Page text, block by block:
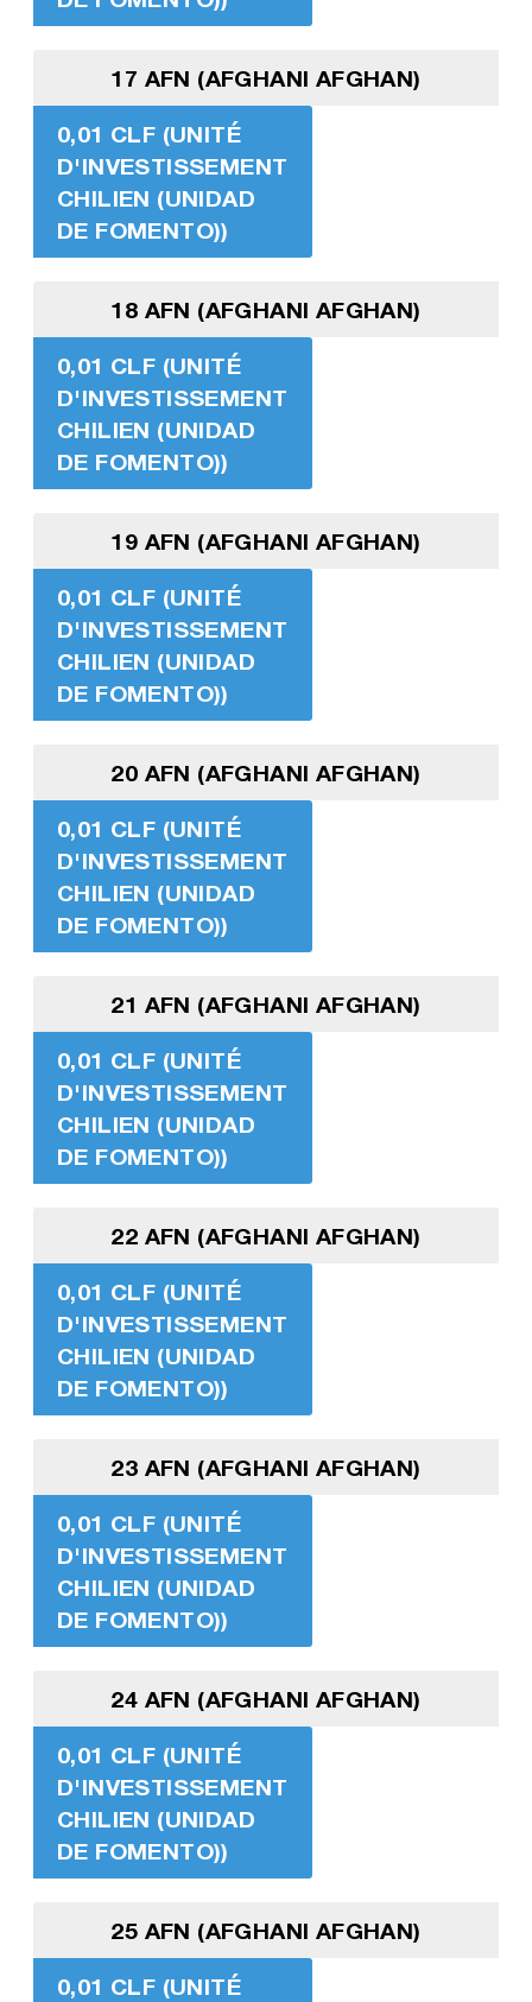
17 AFN (AFGHANI AFGHAN)
0,01 CLF (UNITÉ
D'INVESTISSEMENT
CHILIEN (UNIDAD
DE FOMENTO))
18 AFN (AFGHANI AFGHAN)
0,01 CLF (UNITÉ
D'INVESTISSEMENT
CHILIEN (UNIDAD
DE FOMENTO))
19 AFN (AFGHANI AFGHAN)
0,01 CLF (UNITÉ
D'INVESTISSEMENT
CHILIEN (UNIDAD
DE FOMENTO))
20 AFN (AFGHANI AFGHAN)
0,01 CLF (UNITÉ
D'INVESTISSEMENT
CHILIEN (UNIDAD
DE FOMENTO))
21 AFN (AFGHANI AFGHAN)
0,01 CLF (UNITÉ
D'INVESTISSEMENT
CHILIEN (UNIDAD
DE FOMENTO))
22 AFN (AFGHANI AFGHAN)
0,01 CLF (UNITÉ
D'INVESTISSEMENT
CHILIEN (UNIDAD
DE FOMENTO))
23 AFN (AFGHANI AFGHAN)
0,01 CLF (UNITÉ
D'INVESTISSEMENT
CHILIEN (UNIDAD
DE FOMENTO))
24 AFN (AFGHANI AFGHAN)
0,01 CLF (UNITÉ
D'INVESTISSEMENT
CHILIEN (UNIDAD
DE FOMENTO))
25 AFN (AFGHANI AFGHAN)
0,01 CLF (UNITÉ